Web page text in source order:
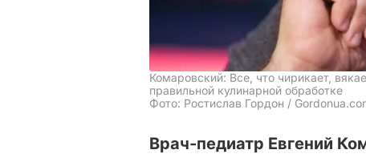
Комаровский: Все, что чирикает,
правильной кулинарной обработке
Фото: Ростислав Гордон /
Врач-педиатр Евгений